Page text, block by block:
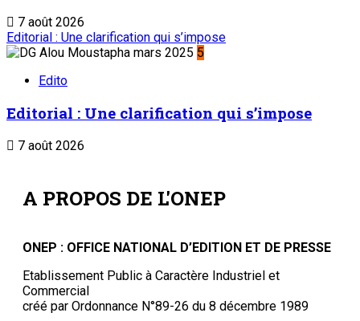
7 août 2026
Editorial : Une clarification qui s’impose
5
Edito
Editorial : Une clarification qui s’impose
7 août 2026
A PROPOS DE L'ONEP
ONEP : OFFICE NATIONAL D’EDITION ET DE PRESSE
Etablissement Public à Caractère Industriel et
Commercial
créé par Ordonnance N°89-26 du 8 décembre 1989